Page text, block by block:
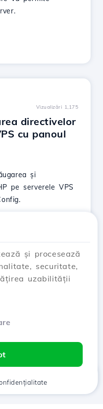
Vizualizări 1,175
directivelor
cu panoul
și
pe serverele VPS
3 4
și procesează
securitate,
uzabilității
Chat